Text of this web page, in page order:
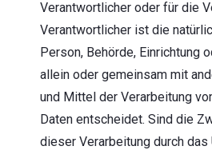
Verantwortlicher oder für die
Verantwortlicher ist die
Person, Behörde, Einrichtung
allein oder gemeinsam mit
und Mittel der Verarbeitung
Daten entscheidet. Sind die
dieser Verarbeitung durch